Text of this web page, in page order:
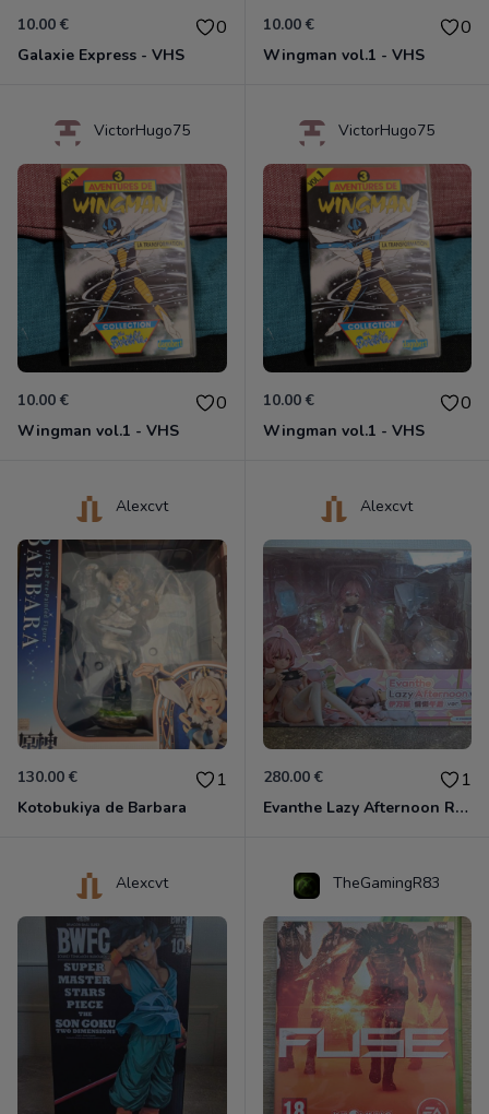
10.00 € 0
Galaxie Express - VHS
10.00 € 0
Wingman vol.1 - VHS
VictorHugo75
10.00 € 0
Wingman vol.1 - VHS
VictorHugo75
10.00 € 0
Wingman vol.1 - VHS
Alexcvt
130.00 € 1
Kotobukiya de Barbara
Alexcvt
280.00 € 1
Evanthe Lazy Afternoon Red Pride of Eden
Alexcvt TheGamingR83